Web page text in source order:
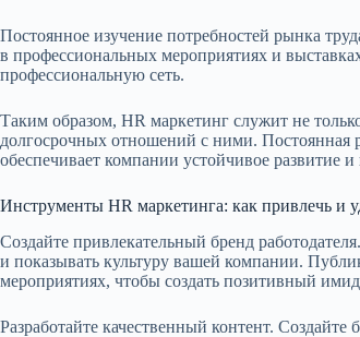
Постоянное изучение потребностей рынка
в профессиональных мероприятиях и
профессиональную сеть.
Таким образом, HR маркетинг служит не
долгосрочных отношений с ними.
обеспечивает компании устойчивое развитие
Инструменты HR маркетинга: как привлечь и
Создайте привлекательный бренд
и показывать культуру вашей компании.
мероприятиях, чтобы создать позитивный
Разработайте качественный контент.